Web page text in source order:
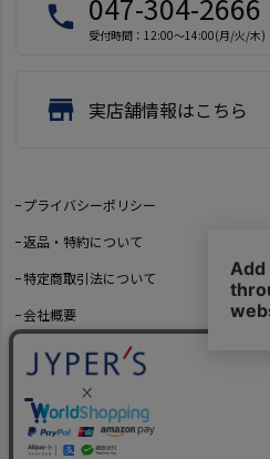
local_phone
受付時間：12:00～14:00(月/火/木)
store 実店舗情報はこちら
プライバシーポリシー
返品・特約について
特定商取引法について
会社概要
よくあるご質問
お問い合わせ
©2021 Jeep